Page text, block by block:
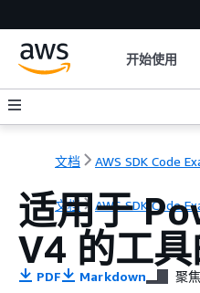
开始使用
文档 AWS SDK Code
文档 AWS SDK Code
适用于
V4 的工
PDF Markdown 聚